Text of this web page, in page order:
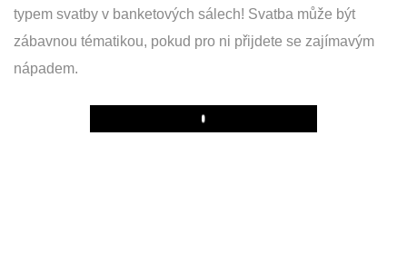
typem svatby v banketových sálech! Svatba může být
zábavnou tématikou, pokud pro ni přijdete se zajímavým
nápadem.
Play